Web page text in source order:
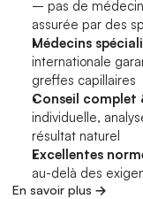
– pas de
assurée par des
Médecins
internationale
greffes capillaires
Conseil complet
individuelle,
résultat naturel
Excellentes
au-delà des
En savoir plus